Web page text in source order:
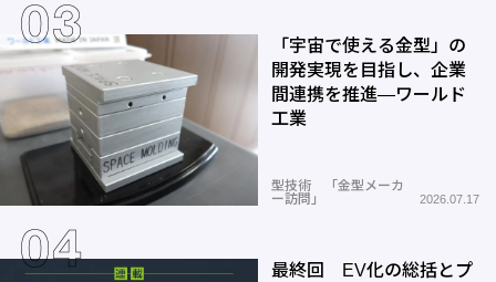
「宇宙で使える金型」の
開発実現を目指し、企業
間連携を推進―ワールド
工業
型技術 「金型メーカ
ー訪問」
2026.07.17
最終回 EV化の総括とプ